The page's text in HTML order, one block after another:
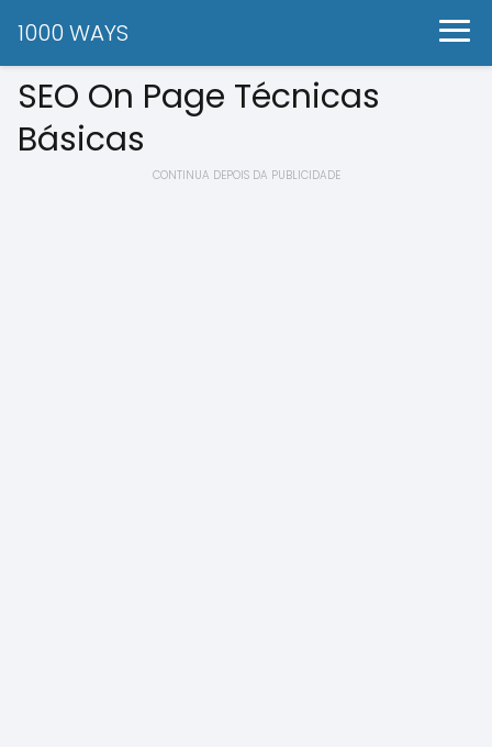
1000 WAYS
SEO On Page Técnicas
Básicas
CONTINUA DEPOIS DA PUBLICIDADE